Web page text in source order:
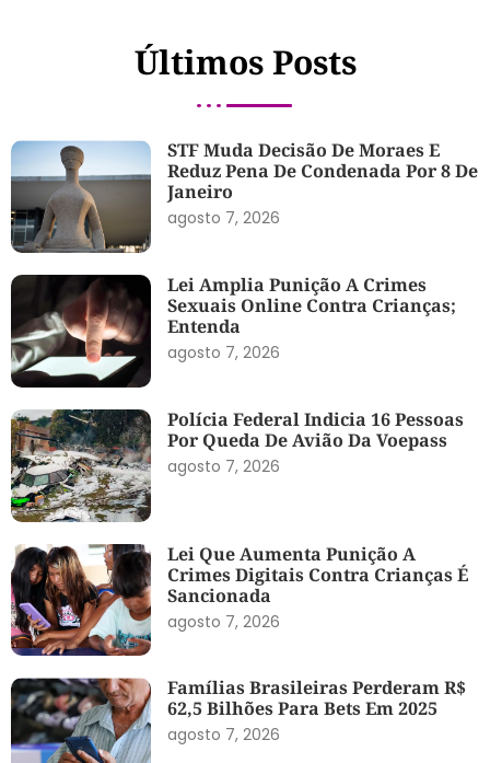
Últimos Posts
STF Muda Decisão De Moraes E
Reduz Pena De Condenada Por 8 De
Janeiro
agosto 7, 2026
Lei Amplia Punição A Crimes
Sexuais Online Contra Crianças;
Entenda
agosto 7, 2026
Polícia Federal Indicia 16 Pessoas
Por Queda De Avião Da Voepass
agosto 7, 2026
Lei Que Aumenta Punição A
Crimes Digitais Contra Crianças É
Sancionada
agosto 7, 2026
Famílias Brasileiras Perderam R$
62,5 Bilhões Para Bets Em 2025
agosto 7, 2026